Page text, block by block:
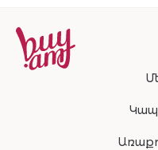
Կապ